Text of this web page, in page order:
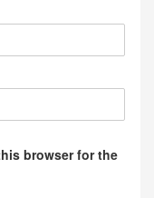
browser for the